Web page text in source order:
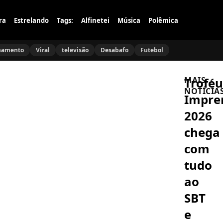
Estrelando Tags: Alfinetei Música Polêmica
Viral televisão Desabafo Futebol
Troféu
2026
chega
com
tudo
ao
SBT
e
MAIS
CASAMENTO
Mell
Muzzillo
Marcello
Melo
Jr.
noivado
revelam
segredo
FAMOSOS
Vitti
derrete
neta
Neymar